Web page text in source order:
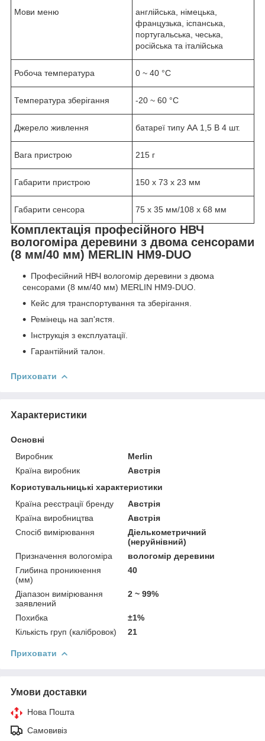
Мови меню
англійська, німецька,
французька, іспанська,
португальська, чеська,
російська та італійська
Робоча температура 0 ~ 40 °C
Температура зберігання -20 ~ 60 °C
Джерело живлення батареї типу АА 1,5 В 4 шт.
Вага пристрою 215 г
Габарити пристрою 150 x 73 x 23 мм
Габарити сенсора 75 x 35 мм/108 x 68 мм
Комплектація професійного НВЧ
вологоміра деревини з двома сенсорами
(8 мм/40 мм) MERLIN HM9-DUO
Професійний НВЧ вологомір деревини з двома
сенсорами (8 мм/40 мм) MERLIN HM9-DUO.
Кейс для транспортування та зберігання.
Ремінець на зап'ястя.
Інструкція з експлуатації.
Гарантійний талон.
Приховати
Характеристики
Основні
Виробник
Merlin
Країна виробник
Австрія
Користувальницькі характеристики
Країна реєстрації бренду
Австрія
Країна виробництва
Австрія
Спосіб вимірювання
Діелькометричний
(неруйнівний)
Призначення вологоміра
вологомір деревини
Глибина проникнення
(мм)
40
Діапазон вимірювання
заявлений
2 ~ 99%
Похибка
±1%
Кількість груп (калібровок)
21
Приховати
Умови доставки
Нова Пошта
Самовивіз